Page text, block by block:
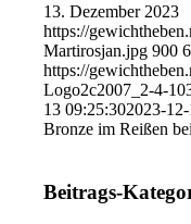
13. Dezember 2023
https://
Martirosjan.jpg 900
https://
Logo2c2007_2-4-
13 09:25:302023-
Bronze im Reißen
Beitrags-